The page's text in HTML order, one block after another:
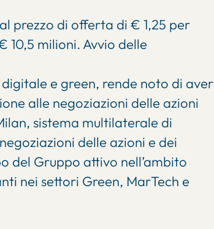
prezzo di offerta di € 1,25 per
milioni. Avvio delle
e green, rende noto di aver
alle negoziazioni delle azioni
sistema multilaterale di
delle azioni e dei
del Gruppo attivo nell’ambito
nei settori Green, MarTech e